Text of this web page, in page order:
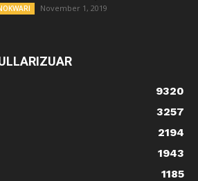
November 1, 2019
9320
3257
2194
1943
1185